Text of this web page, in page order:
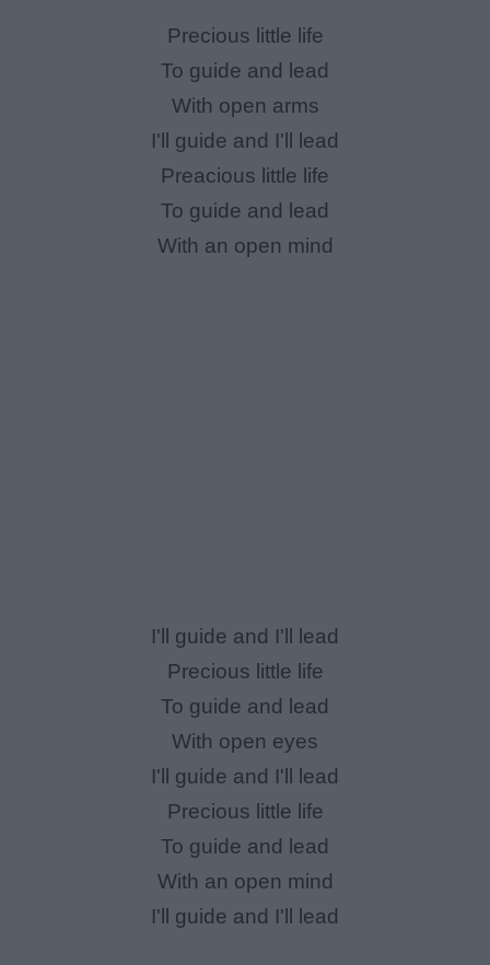
Precious little life
To guide and lead
With open arms
I'll guide and I'll lead
Preacious little life
To guide and lead
With an open mind
I'll guide and I'll lead
Precious little life
To guide and lead
With open eyes
I'll guide and I'll lead
Precious little life
To guide and lead
With an open mind
I'll guide and I'll lead